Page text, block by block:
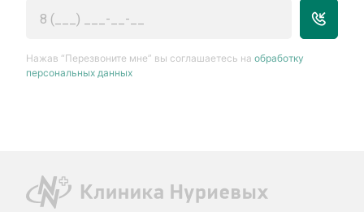
Нажав “Перезвоните мне” вы соглашаетесь наобработку
персональных данных